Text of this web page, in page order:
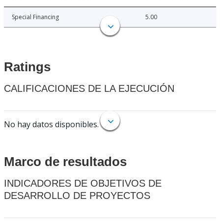
Special Financing 5.00
Ratings
CALIFICACIONES DE LA EJECUCIÓN
No hay datos disponibles.
Marco de resultados
INDICADORES DE OBJETIVOS DE
DESARROLLO DE PROYECTOS